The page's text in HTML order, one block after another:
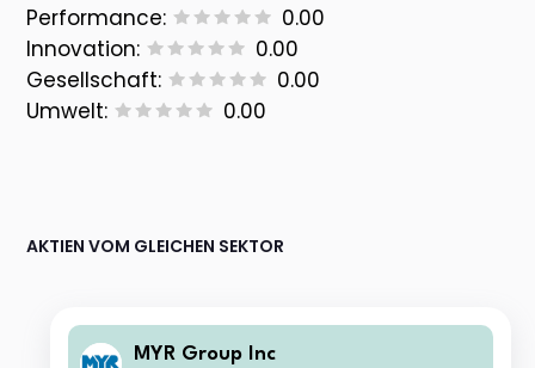
Performance:
0.00
Innovation:
0.00
Gesellschaft:
0.00
Umwelt:
0.00
AKTIEN VOM GLEICHEN SEKTOR
MYR Group Inc